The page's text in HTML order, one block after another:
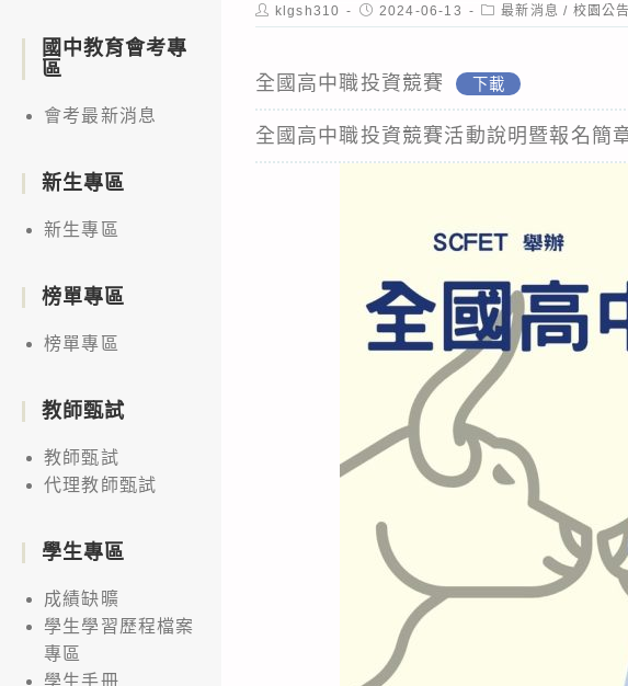
Post
author:
klgsh310
Post
published:
2024-06-13
Post
category:
最新消息 / 校園公告
全國高中職投資競賽 下載
全國高中職投資競賽活動說明暨報名簡
國中教育會考專
區
會考最新消息
新生專區
新生專區
榜單專區
榜單專區
教師甄試
教師甄試
代理教師甄試
學生專區
成績缺曠
學生學習歷程檔案
專區
學生手冊